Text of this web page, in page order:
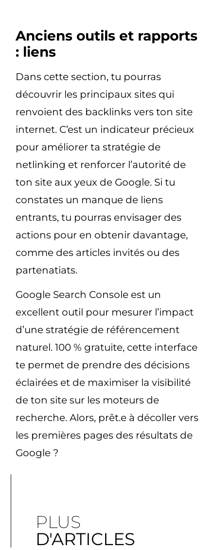
Anciens outils et rapports
: liens
Dans cette section, tu pourras
découvrir les principaux sites qui
renvoient des backlinks vers ton site
internet. C’est un indicateur précieux
pour améliorer ta stratégie de
netlinking et renforcer l’autorité de
ton site aux yeux de Google. Si tu
constates un manque de liens
entrants, tu pourras envisager des
actions pour en obtenir davantage,
comme des articles invités ou des
partenatiats.
Google Search Console est un
excellent outil pour mesurer l’impact
d’une stratégie de référencement
naturel. 100 % gratuite, cette interface
te permet de prendre des décisions
éclairées et de maximiser la visibilité
de ton site sur les moteurs de
recherche. Alors, prêt.e à décoller vers
les premières pages des résultats de
Google ?
PLUS
D'ARTICLES